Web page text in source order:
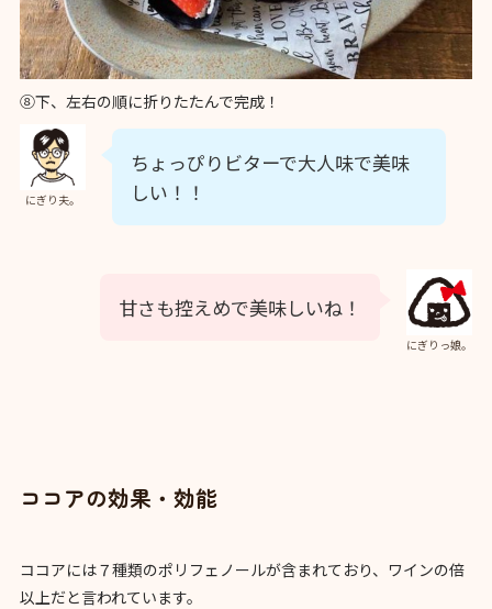
⑧下、左右の順に折りたたんで完成！
にぎり夫。
ちょっぴりビターで大人味で美味
しい！！
にぎりっ娘。
甘さも控えめで美味しいね！
ココアの効果・効能
ココアには７種類のポリフェノールが含まれており、ワインの倍
以上だと言われています。